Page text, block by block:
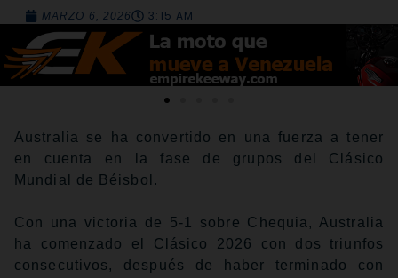
MARZO 6, 2026 3:15 AM
Australia se ha convertido en una fuerza a tener
en cuenta en la fase de grupos del Clásico
Mundial de Béisbol.
Con una victoria de 5-1 sobre Chequia, Australia
ha comenzado el Clásico 2026 con dos triunfos
consecutivos, después de haber terminado con